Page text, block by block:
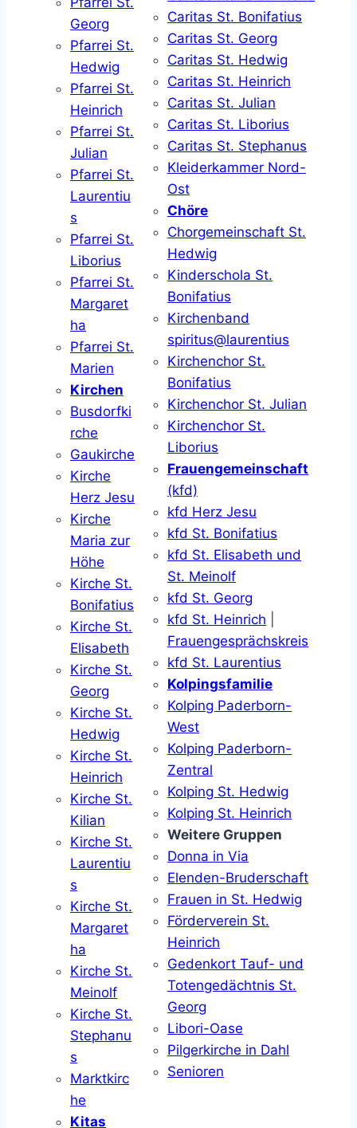
Georg
Pfarrei St.
Hedwig
Pfarrei St.
Heinrich
Pfarrei St.
Julian
Pfarrei St.
Laurentiu
s
Pfarrei St.
Liborius
Pfarrei St.
Margaret
ha
Pfarrei St.
Marien
Kirchen
Busdorfki
rche
Gaukirche
Kirche
Herz Jesu
Kirche
Maria zur
Höhe
Kirche St.
Bonifatius
Kirche St.
Elisabeth
Kirche St.
Georg
Kirche St.
Hedwig
Kirche St.
Heinrich
Kirche St.
Kilian
Kirche St.
Laurentiu
s
Kirche St.
Margaret
ha
Kirche St.
Meinolf
Kirche St.
Stephanu
s
Marktkirc
he
Kitas
Caritas St. Bonifatius
Caritas St. Georg
Caritas St. Hedwig
Caritas St. Heinrich
Caritas St. Julian
Caritas St. Liborius
Caritas St. Stephanus
Kleiderkammer Nord-
Ost
Chöre
Chorgemeinschaft St.
Hedwig
Kinderschola St.
Bonifatius
Kirchenband
spiritus@laurentius
Kirchenchor St.
Bonifatius
Kirchenchor St. Julian
Kirchenchor St.
Liborius
Frauengemeinschaft
(kfd)
kfd Herz Jesu
kfd St. Bonifatius
kfd St. Elisabeth und
St. Meinolf
kfd St. Georg
kfd St. Heinrich
Frauengesprächskreis
kfd St. Laurentius
Kolpingsfamilie
Kolping Paderborn-
West
Kolping Paderborn-
Zentral
Kolping St. Hedwig
Kolping St. Heinrich
Weitere Gruppen
Donna in Via
Elenden-Bruderschaft
Frauen in St. Hedwig
Förderverein St.
Heinrich
Gedenkort Tauf- und
Totengedächtnis St.
Georg
Libori-Oase
Pilgerkirche in Dahl
Senioren